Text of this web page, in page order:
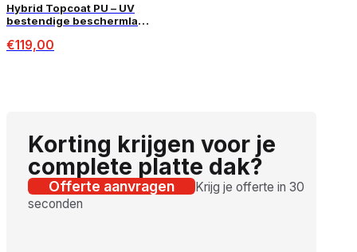
Hybrid Topcoat PU – UV
bestendige beschermlaag
€119,00
Korting krijgen voor je
complete platte dak?
Offerte aanvragen
Krijg je offerte in 30
seconden